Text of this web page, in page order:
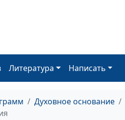
Литература Написать
Духовное основание